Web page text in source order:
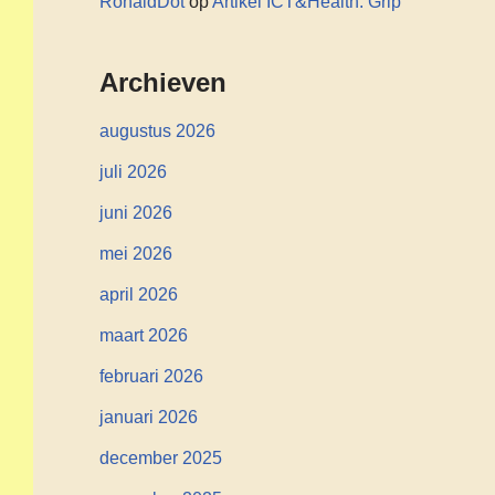
Archieven
augustus 2026
juli 2026
juni 2026
mei 2026
april 2026
maart 2026
februari 2026
januari 2026
december 2025